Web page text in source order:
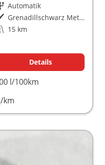
Getriebe Automatik
Außenfarbe
Grenadillschwarz Metallic
Kilometerstand 15 km
Details
l/100km
km